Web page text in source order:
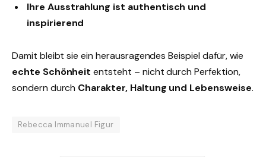
Ihre Ausstrahlung ist authentisch und
inspirierend
Damit bleibt sie ein herausragendes Beispiel dafür, wie
echte Schönheit entsteht – nicht durch Perfektion,
sondern durch Charakter, Haltung und Lebensweise.
Rebecca Immanuel Figur